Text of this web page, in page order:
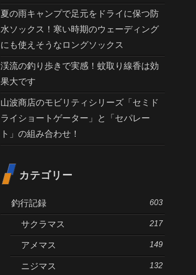
夏の雨キャンプで足元をドライに保つ防
水ソックス！寒い時期のウェーディング
にも使えそうなロングソックス
渓流の釣り歩きで実感！蚊取り線香は効
果大です
山波商店のモビリティシリーズ「セミド
ライショートゲーター」と「セパレー
ト」の組み合わせ！
カテゴリー
釣行記録 603
サクラマス 217
アメマス 149
ニジマス 132